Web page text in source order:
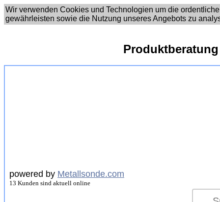
Wir verwenden Cookies und Technologien um die
gewährleisten sowie die Nutzung unseres Angebots zu
powered by Metallsonde.com
13 Kunden sind aktuell online